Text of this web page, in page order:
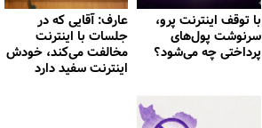
با توقف اینترنت پرو،
سرنوشت پول‌های
پرداختی چه می‌شود؟
عارف: آقایی که در
جلسات با اینترنت
مخالفت می‌کند، خودش
اینترنت سفید دارد